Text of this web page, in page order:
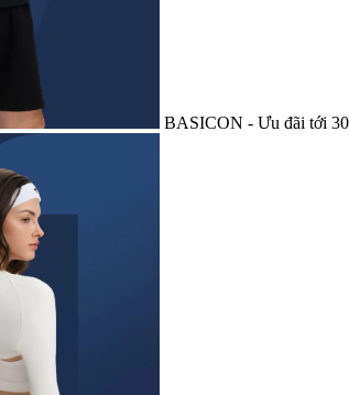
BASICON - Ưu đãi tới